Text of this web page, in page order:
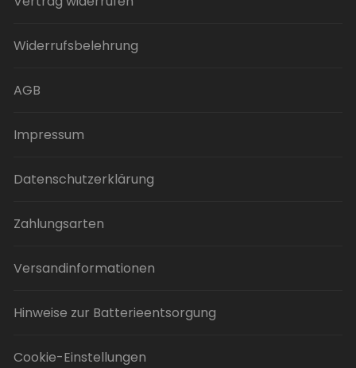
Widerrufsbelehrung
AGB
Impressum
Datenschutzerklärung
Zahlungsarten
Versandinformationen
Hinweise zur Batterieentsorgung
Cookie-Einstellungen